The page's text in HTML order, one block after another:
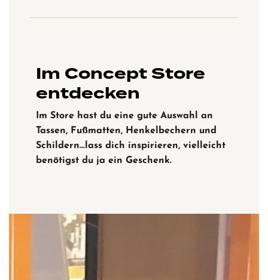
Im Concept Store
entdecken
Im Store hast du eine gute Auswahl an
Tassen, Fußmatten, Henkelbechern und
Schildern…lass dich inspirieren, vielleicht
benötigst du ja ein Geschenk.